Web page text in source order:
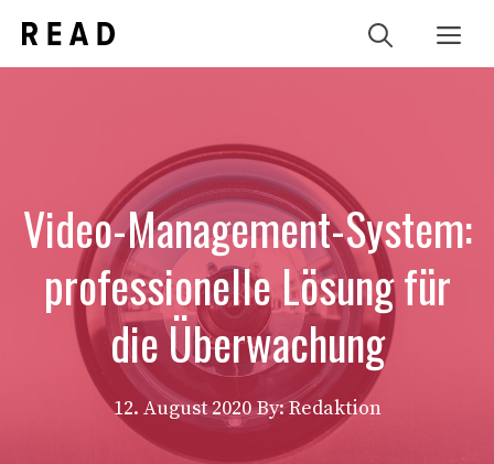
Inhalt
springen
Video-Management-System:
professionelle Lösung für
die Überwachung
12. August 2020 By: Redaktion